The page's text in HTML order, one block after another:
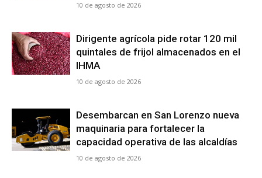
Síganos
Síganos
10 de agosto de 2026
Dirigente agrícola pide rotar 120 mil
quintales de frijol almacenados en el
IHMA
10 de agosto de 2026
Desembarcan en San Lorenzo nueva
maquinaria para fortalecer la
capacidad operativa de las alcaldías
10 de agosto de 2026